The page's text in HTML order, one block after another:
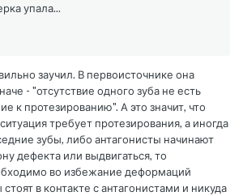
упала...
заучил. В первоисточнике она
- "отсутствие одного зуба не есть
к протезированию". А это значит, что
требует протезирования, а иногда
зубы, либо антагонисты начинают
дефекта или выдвигаться, то
во избежание деформаций
в контакте с антагонистами и никуда